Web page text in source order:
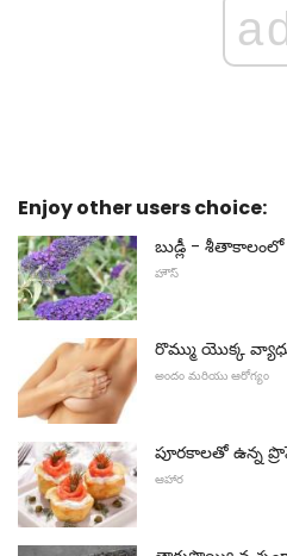
Enjoy other users choice:
బుడ్లీ -
హౌస్
రొమ్ము యొక్క
అందం మరియు ఆరోగ్యం
పూరకాలతో ఉన్న
ఆహార